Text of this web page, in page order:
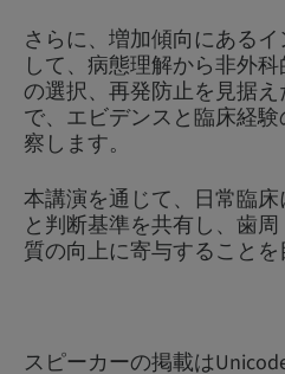
さらに、増加傾向にある
して、病態理解から非外
の選択、再発防止を見据
で、エビデンスと臨床経
察します。
本講演を通じて、日常臨
と判断基準を共有し、歯
質の向上に寄与することを
スピーカーの掲載は